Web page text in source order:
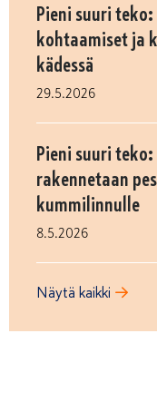
Pieni suuri
kohtaamiset ja
kädessä
29.5.2026
Pieni suuri
rakennetaan
kummilinnulle
8.5.2026
Näytä kaikki